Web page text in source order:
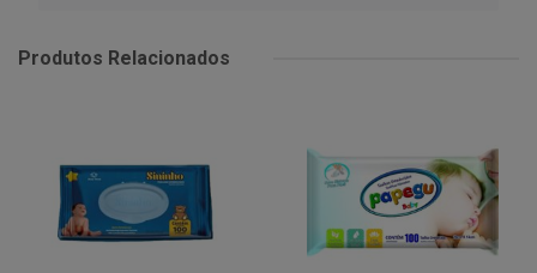
Produtos Relacionados